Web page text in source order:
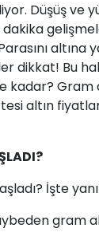
Düşüş ve
dikkat! Bu
kadar? Gram
altın
İşte
gram